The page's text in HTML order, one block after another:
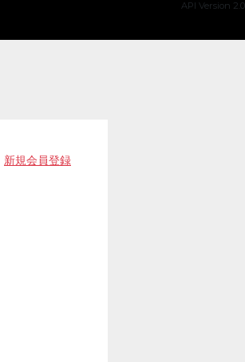
API Version 2.0
新規会員登録